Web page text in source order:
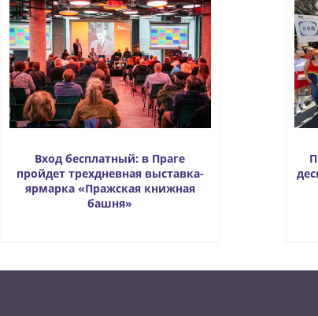
Вход бесплатный: в Праге
пройдет трехдневная выставка-
ярмарка «Пражская книжная
башня»